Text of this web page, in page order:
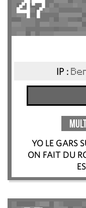
47
IP :
YO LE GARS
ON FAIT DU